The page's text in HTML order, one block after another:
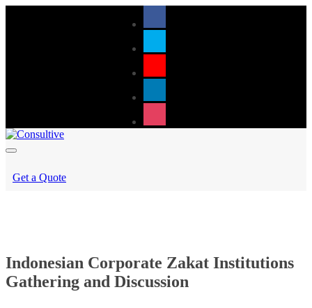
Get a Quote
Indonesian Corporate Zakat Institutions
Gathering and Discussion